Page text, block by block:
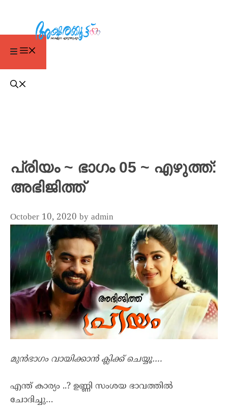
പ്രിയം ~ ഭാഗം 05 ~ എഴുത്ത്:
അഭിജിത്ത്
October 10, 2020 by admin
മുൻഭാഗം വായിക്കാൻ ക്ലിക്ക് ചെയ്യൂ….
എന്ത് കാര്യം ..? ഉണ്ണി സംശയ ഭാവത്തിൽ
ചോദിച്ചു…